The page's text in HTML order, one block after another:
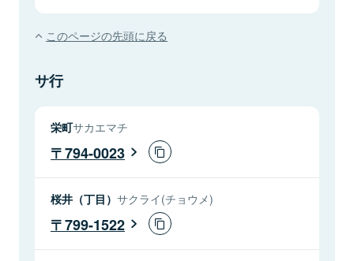
このページの先頭に戻る
サ行
栄町サカエマチ
794-0023
桜井（丁目） サクライ(チョウメ)
799-1522